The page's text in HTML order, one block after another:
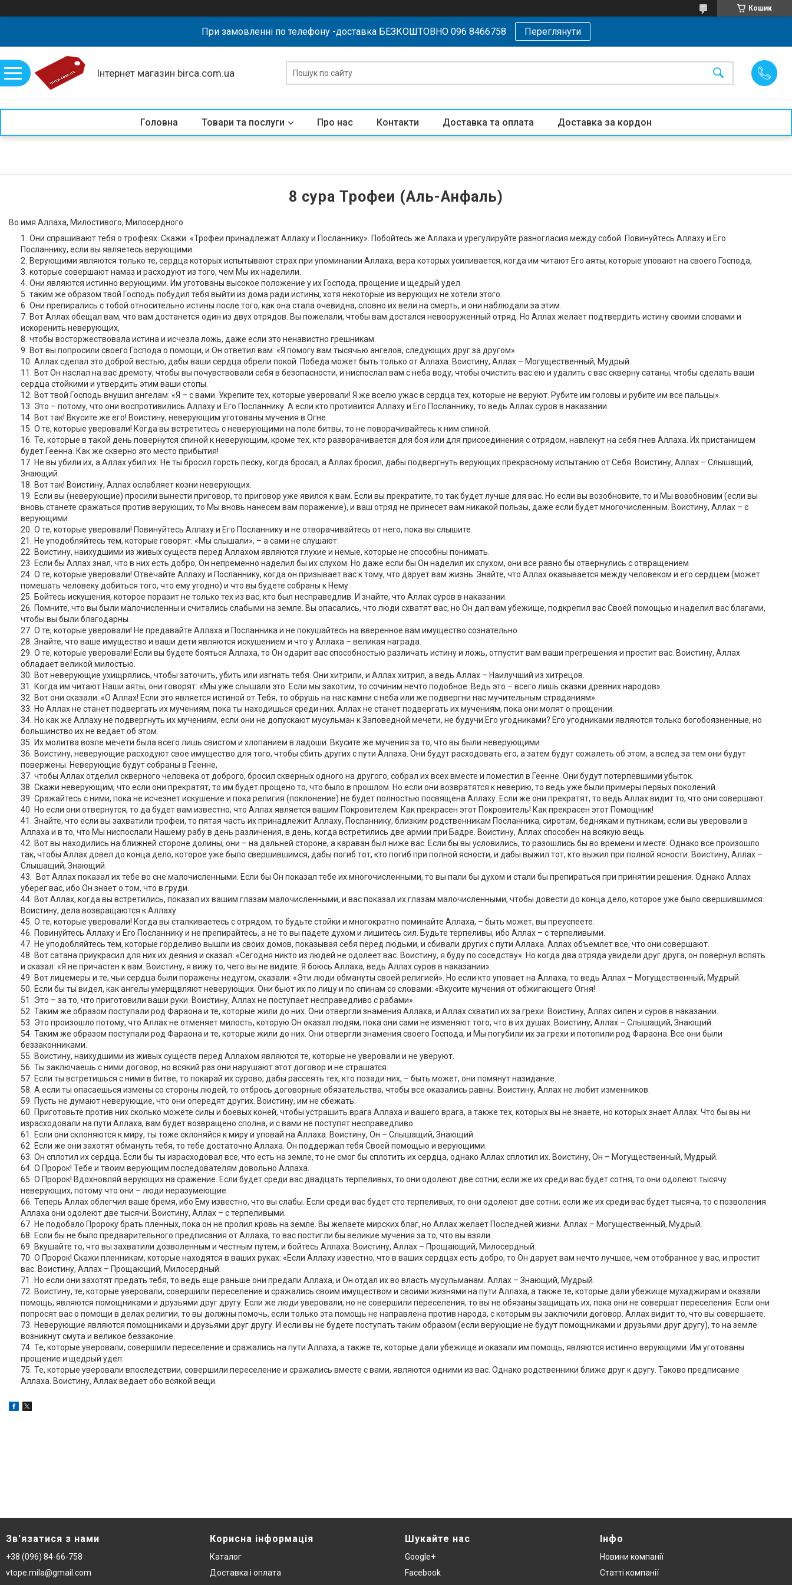
Кошик
При замовленні по телефону -доставка БЕЗКОШТОВНО 096 8466758 Переглянути
Інтернет магазин birca.com.ua
Головна Товари та послуги Про нас Контакти Доставка та оплата Доставка за кордон
8 сура Трофеи (Аль-Анфаль)
Во имя Аллаха, Милостивого, Милосердного
Они спрашивают тебя о трофеях. Скажи: «Трофеи принадлежат Аллаху и Посланнику». Побойтесь же Аллаха и урегулируйте разногласия между собой. Повинуйтесь Аллаху и Его
Посланнику, если вы являетесь верующими.
Верующими являются только те, сердца которых испытывают страх при упоминании Аллаха, вера которых усиливается, когда им читают Его аяты, которые уповают на своего Господа,
которые совершают намаз и расходуют из того, чем Мы их наделили.
Они являются истинно верующими. Им уготованы высокое положение у их Господа, прощение и щедрый удел.
таким же образом твой Господь побудил тебя выйти из дома ради истины, хотя некоторые из верующих не хотели этого.
Они препирались с тобой относительно истины после того, как она стала очевидна, словно их вели на смерть, и они наблюдали за этим.
Вот Аллах обещал вам, что вам достанется один из двух отрядов. Вы пожелали, чтобы вам достался невооруженный отряд. Но Аллах желает подтвердить истину своими словами и
искоренить неверующих,
чтобы восторжествовала истина и исчезла ложь, даже если это ненавистно грешникам.
Вот вы попросили своего Господа о помощи, и Он ответил вам: «Я помогу вам тысячью ангелов, следующих друг за другом».
Аллах сделал это доброй вестью, дабы ваши сердца обрели покой. Победа может быть только от Аллаха. Воистину, Аллах – Могущественный, Мудрый.
Вот Он наслал на вас дремоту, чтобы вы почувствовали себя в безопасности, и ниспослал вам с неба воду, чтобы очистить вас ею и удалить c вас скверну сатаны, чтобы сделать ваши
сердца стойкими и утвердить этим ваши стопы.
Вот твой Господь внушил ангелам: «Я – с вами. Укрепите тех, которые уверовали! Я же вселю ужас в сердца тех, которые не веруют. Рубите им головы и рубите им все пальцы».
Это – потому, что они воспротивились Аллаху и Его Посланнику. А если кто противится Аллаху и Его Посланнику, то ведь Аллах суров в наказании.
Вот так! Вкусите же его! Воистину, неверующим уготованы мучения в Огне.
О те, которые уверовали! Когда вы встретитесь с неверующими на поле битвы, то не поворачивайтесь к ним спиной.
Те, которые в такой день повернутся спиной к неверующим, кроме тех, кто разворачивается для боя или для присоединения с отрядом, навлекут на себя гнев Аллаха. Их пристанищем
будет Геенна. Как же скверно это место прибытия!
Не вы убили их, а Аллах убил их. Не ты бросил горсть песку, когда бросал, а Аллах бросил, дабы подвергнуть верующих прекрасному испытанию от Себя. Воистину, Аллах – Слышащий,
Знающий.
Вот так! Воистину, Аллах ослабляет козни неверующих.
Если вы (неверующие) просили вынести приговор, то приговор уже явился к вам. Если вы прекратите, то так будет лучше для вас. Но если вы возобновите, то и Мы возобновим (если вы
вновь станете сражаться против верующих, то Мы вновь нанесем вам поражение), и ваш отряд не принесет вам никакой пользы, даже если будет многочисленным. Воистину, Аллах – с
верующими.
О те, которые уверовали! Повинуйтесь Аллаху и Его Посланнику и не отворачивайтесь от него, пока вы слышите.
Не уподобляйтесь тем, которые говорят: «Мы слышали», – а сами не слушают.
Воистину, наихудшими из живых существ перед Аллахом являются глухие и немые, которые не способны понимать.
Если бы Аллах знал, что в них есть добро, Он непременно наделил бы их слухом. Но даже если бы Он наделил их слухом, они все равно бы отвернулись с отвращением.
О те, которые уверовали! Отвечайте Аллаху и Посланнику, когда он призывает вас к тому, что дарует вам жизнь. Знайте, что Аллах оказывается между человеком и его сердцем (может
помешать человеку добиться того, что ему угодно) и что вы будете собраны к Нему.
Бойтесь искушения, которое поразит не только тех из вас, кто был несправедлив. И знайте, что Аллах суров в наказании.
Помните, что вы были малочисленны и считались слабыми на земле. Вы опасались, что люди схватят вас, но Он дал вам убежище, подкрепил вас Своей помощью и наделил вас благами,
чтобы вы были благодарны.
О те, которые уверовали! Не предавайте Аллаха и Посланника и не покушайтесь на вверенное вам имущество сознательно.
Знайте, что ваше имущество и ваши дети являются искушением и что у Аллаха – великая награда.
О те, которые уверовали! Если вы будете бояться Аллаха, то Он одарит вас способностью различать истину и ложь, отпустит вам ваши прегрешения и простит вас. Воистину, Аллах
обладает великой милостью.
Вот неверующие ухищрялись, чтобы заточить, убить или изгнать тебя. Они хитрили, и Аллах хитрил, а ведь Аллах – Наилучший из хитрецов.
Когда им читают Наши аяты, они говорят: «Мы уже слышали это. Если мы захотим, то сочиним нечто подобное. Ведь это – всего лишь сказки древних народов».
Вот они сказали: «О Аллах! Если это является истиной от Тебя, то обрушь на нас камни с неба или же подвергни нас мучительным страданиям».
Но Аллах не станет подвергать их мучениям, пока ты находишься среди них. Аллах не станет подвергать их мучениям, пока они молят о прощении.
Но как же Аллаху не подвергнуть их мучениям, если они не допускают мусульман к Заповедной мечети, не будучи Его угодниками? Его угодниками являются только богобоязненные, но
большинство их не ведает об этом.
Их молитва возле мечети была всего лишь свистом и хлопанием в ладоши. Вкусите же мучения за то, что вы были неверующими.
Воистину, неверующие расходуют свое имущество для того, чтобы сбить других с пути Аллаха. Они будут расходовать его, а затем будут сожалеть об этом, а вслед за тем они будут
повержены. Неверующие будут собраны в Геенне,
чтобы Аллах отделил скверного человека от доброго, бросил скверных одного на другого, собрал их всех вместе и поместил в Геенне. Они будут потерпевшими убыток.
Скажи неверующим, что если они прекратят, то им будет прощено то, что было в прошлом. Но если они возвратятся к неверию, то ведь уже были примеры первых поколений.
Сражайтесь с ними, пока не исчезнет искушение и пока религия (поклонение) не будет полностью посвящена Аллаху. Если же они прекратят, то ведь Аллах видит то, что они совершают.
Но если они отвернутся, то да будет вам известно, что Аллах является вашим Покровителем. Как прекрасен этот Покровитель! Как прекрасен этот Помощник!
Знайте, что если вы захватили трофеи, то пятая часть их принадлежит Аллаху, Посланнику, близким родственникам Посланника, сиротам, беднякам и путникам, если вы уверовали в
Аллаха и в то, что Мы ниспослали Нашему рабу в день различения, в день, когда встретились две армии при Бадре. Воистину, Аллах способен на всякую вещь.
Вот вы находились на ближней стороне долины, они – на дальней стороне, а караван был ниже вас. Если бы вы условились, то разошлись бы во времени и месте. Однако все произошло
так, чтобы Аллах довел до конца дело, которое уже было свершившимся, дабы погиб тот, кто погиб при полной ясности, и дабы выжил тот, кто выжил при полной ясности. Воистину, Аллах –
Слышащий, Знающий.
Вот Аллах показал их тебе во сне малочисленными. Если бы Он показал тебе их многочисленными, то вы пали бы духом и стали бы препираться при принятии решения. Однако Аллах
уберег вас, ибо Он знает о том, что в груди.
Вот Аллах, когда вы встретились, показал их вашим глазам малочисленными, и вас показал их глазам малочисленными, чтобы довести до конца дело, которое уже было свершившимся.
Воистину, дела возвращаются к Аллаху.
О те, которые уверовали! Когда вы сталкиваетесь с отрядом, то будьте стойки и многократно поминайте Аллаха, – быть может, вы преуспеете.
Повинуйтесь Аллаху и Его Посланнику и не препирайтесь, а не то вы падете духом и лишитесь сил. Будьте терпеливы, ибо Аллах – с терпеливыми.
Не уподобляйтесь тем, которые горделиво вышли из своих домов, показывая себя перед людьми, и сбивали других с пути Аллаха. Аллах объемлет все, что они совершают.
Вот сатана приукрасил для них их деяния и сказал: «Сегодня никто из людей не одолеет вас. Воистину, я буду по соседству». Но когда два отряда увидели друг друга, он повернул вспять
и сказал: «Я не причастен к вам. Воистину, я вижу то, чего вы не видите. Я боюсь Аллаха, ведь Аллах суров в наказании».
Вот лицемеры и те, чьи сердца были поражены недугом, сказали: «Эти люди обмануты своей религией». Но если кто уповает на Аллаха, то ведь Аллах – Могущественный, Мудрый.
Если бы ты видел, как ангелы умерщвляют неверующих. Они бьют их по лицу и по спинам со словами: «Вкусите мучения от обжигающего Огня!
Это – за то, что приготовили ваши руки. Воистину, Аллах не поступает несправедливо с рабами».
Таким же образом поступали род Фараона и те, которые жили до них. Они отвергли знамения Аллаха, и Аллах схватил их за грехи. Воистину, Аллах силен и суров в наказании.
Это произошло потому, что Аллах не отменяет милость, которую Он оказал людям, пока они сами не изменяют того, что в их душах. Воистину, Аллах – Слышащий, Знающий.
Таким же образом поступали род Фараона и те, которые жили до них. Они отвергли знамения своего Господа, и Мы погубили их за грехи и потопили род Фараона. Все они были
беззаконниками.
Воистину, наихудшими из живых существ перед Аллахом являются те, которые не уверовали и не уверуют.
Ты заключаешь с ними договор, но всякий раз они нарушают этот договор и не страшатся.
Если ты встретишься с ними в битве, то покарай их сурово, дабы рассеять тех, кто позади них, – быть может, они помянут назидание.
А если ты опасаешься измены со стороны людей, то отбрось договорные обязательства, чтобы все оказались равны. Воистину, Аллах не любит изменников.
Пусть не думают неверующие, что они опередят других. Воистину, им не сбежать.
Приготовьте против них сколько можете силы и боевых коней, чтобы устрашить врага Аллаха и вашего врага, а также тех, которых вы не знаете, но которых знает Аллах. Что бы вы ни
израсходовали на пути Аллаха, вам будет возвращено сполна, и с вами не поступят несправедливо.
Если они склоняются к миру, ты тоже склоняйся к миру и уповай на Аллаха. Воистину, Он – Слышащий, Знающий.
Если же они захотят обмануть тебя, то тебе достаточно Аллаха. Он поддержал тебя Своей помощью и верующими.
Он сплотил их сердца. Если бы ты израсходовал все, что есть на земле, то не смог бы сплотить их сердца, однако Аллах сплотил их. Воистину, Он – Могущественный, Мудрый.
О Пророк! Тебе и твоим верующим последователям довольно Аллаха.
О Пророк! Вдохновляй верующих на сражение. Если будет среди вас двадцать терпеливых, то они одолеют две сотни; если же их среди вас будет сотня, то они одолеют тысячу
неверующих, потому что они – люди неразумеющие.
Теперь Аллах облегчил ваше бремя, ибо Ему известно, что вы слабы. Если среди вас будет сто терпеливых, то они одолеют две сотни; если же их среди вас будет тысяча, то с позволения
Аллаха они одолеют две тысячи. Воистину, Аллах – с терпеливыми.
Не подобало Пророку брать пленных, пока он не пролил кровь на земле. Вы желаете мирских благ, но Аллах желает Последней жизни. Аллах – Могущественный, Мудрый.
Если бы не было предварительного предписания от Аллаха, то вас постигли бы великие мучения за то, что вы взяли.
Вкушайте то, что вы захватили дозволенным и честным путем, и бойтесь Аллаха. Воистину, Аллах – Прощающий, Милосердный.
О Пророк! Скажи пленникам, которые находятся в ваших руках: «Если Аллаху известно, что в ваших сердцах есть добро, то Он дарует вам нечто лучшее, чем отобранное у вас, и простит
вас. Воистину, Аллах – Прощающий, Милосердный.
Но если они захотят предать тебя, то ведь еще раньше они предали Аллаха, и Он отдал их во власть мусульманам. Аллах – Знающий, Мудрый.
Воистину, те, которые уверовали, совершили переселение и сражались своим имуществом и своими жизнями на пути Аллаха, а также те, которые дали убежище мухаджирам и оказали
помощь, являются помощниками и друзьями друг другу. Если же люди уверовали, но не совершили переселения, то вы не обязаны защищать их, пока они не совершат переселения. Если они
попросят вас о помощи в делах религии, то вы должны помочь, если только эта помощь не направлена против народа, с которым вы заключили договор. Аллах видит то, что вы совершаете.
Неверующие являются помощниками и друзьями друг другу. И если вы не будете поступать таким образом (если верующие не будут помощниками и друзьями друг другу), то на земле
возникнут смута и великое беззаконие.
Те, которые уверовали, совершили переселение и сражались на пути Аллаха, а также те, которые дали убежище и оказали им помощь, являются истинно верующими. Им уготованы
прощение и щедрый удел.
Те, которые уверовали впоследствии, совершили переселение и сражались вместе с вами, являются одними из вас. Однако родственники ближе друг к другу. Таково предписание
Аллаха. Воистину, Аллах ведает обо всякой вещи.
Зв'язатися з нами
+38 (096) 84-66-758
vtope.mila@gmail.com
Корисна інформація
Каталог
Доставка і оплата
Шукайте нас
Google+
Facebook
Інфо
Новини компанії
Статті компанії